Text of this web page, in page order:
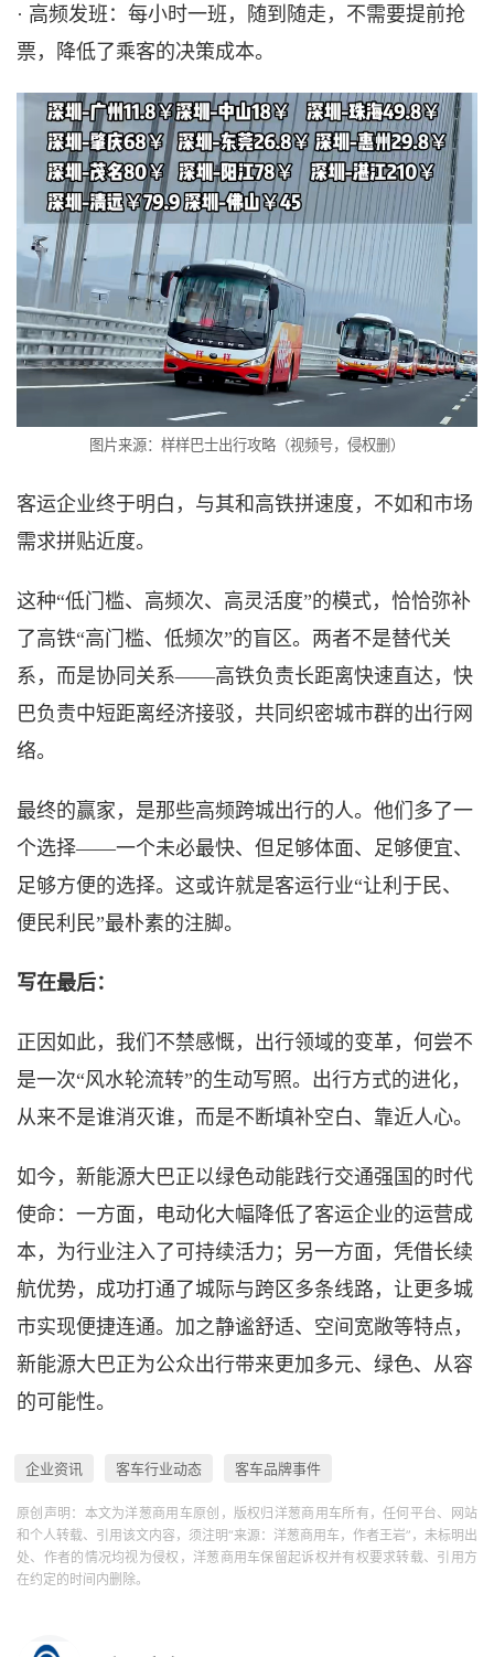
· 高频发班：每小时一班，随到随走，不需要提前抢
票，降低了乘客的决策成本。
图片来源：样样巴士出行攻略（视频号，侵权删）
客运企业终于明白，与其和高铁拼速度，不如和市场
需求拼贴近度。
这种“低门槛、高频次、高灵活度”的模式，恰恰弥补
了高铁“高门槛、低频次”的盲区。两者不是替代关
系，而是协同关系——高铁负责长距离快速直达，快
巴负责中短距离经济接驳，共同织密城市群的出行网
络。
最终的赢家，是那些高频跨城出行的人。他们多了一
个选择——一个未必最快、但足够体面、足够便宜、
足够方便的选择。这或许就是客运行业“让利于民、
便民利民”最朴素的注脚。
写在最后：
正因如此，我们不禁感慨，出行领域的变革，何尝不
是一次“风水轮流转”的生动写照。 出行方式的进化，
从来不是谁消灭谁，而是不断填补空白、靠近人心。
如今，新能源大巴正以绿色动能践行交通强国的时代
使命：一方面，电动化大幅 降低了客运企业的运营成
本，为行业注入了可持续活力；另一方面，凭借长续
航优势，成功打通了城际与跨区多条线路，让更多城
市实现便捷连通。加之静谧舒适、 空间 宽敞等特点，
新能源大巴正为公众出行带来更加多元、绿色、从容
的可能性。
企业资讯 客车行业动态 客车品牌事件
原创声明：本文为洋葱商用车原创，版权归洋葱商用车所有，任何平台、网站
和个人转载、引用该文内容，须注明“来源：洋葱商用车，作者王岩”，未标明出
处、作者的情况均视为侵权，洋葱商用车保留起诉权并有权要求转载、引用方
在约定的时间内删除。